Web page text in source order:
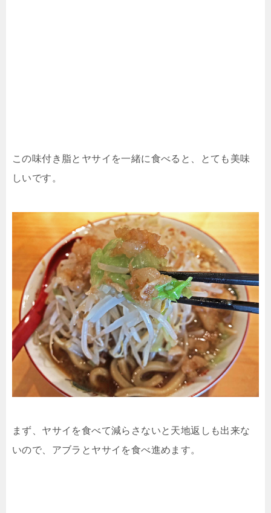
この味付き脂とヤサイを一緒に食べると、とても美味
しいです。
まず、ヤサイを食べて減らさないと天地返しも出来な
いので、アブラとヤサイを食べ進めます。